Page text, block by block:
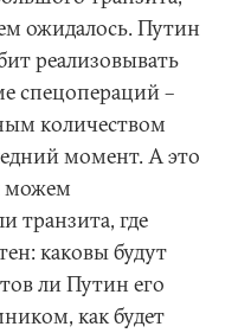
ожидалось. Путин
реализовывать
спецопераций –
количеством
момент. А это
можем
транзита, где
каковы будут
ли Путин его
как будет